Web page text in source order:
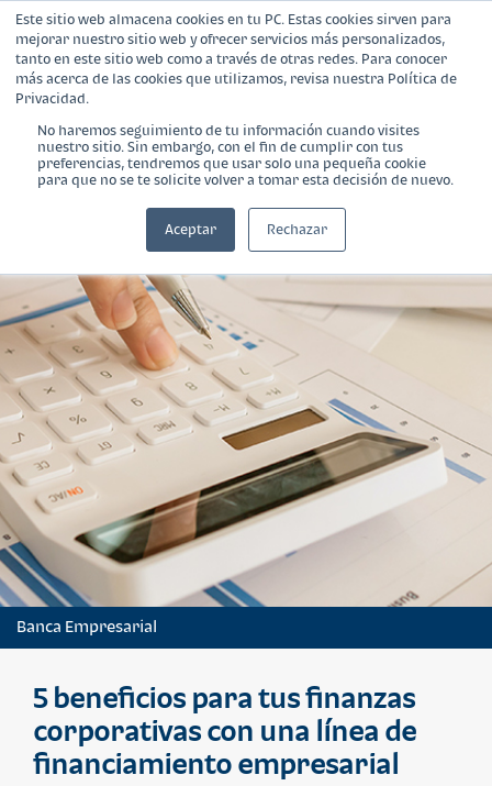
Este sitio web almacena cookies en tu PC. Estas cookies sirven para
mejorar nuestro sitio web y ofrecer servicios más personalizados,
tanto en este sitio web como a través de otras redes. Para conocer
más acerca de las cookies que utilizamos, revisa nuestra Política de
Privacidad.
No haremos seguimiento de tu información cuando visites
nuestro sitio. Sin embargo, con el fin de cumplir con tus
preferencias, tendremos que usar solo una pequeña cookie
para que no se te solicite volver a tomar esta decisión de nuevo.
Aceptar Rechazar
¿Qué es Banca Empresarial?
Calculadora
Contáctanos
Banca Empresarial
5 beneficios para tus finanzas
corporativas con una línea de
financiamiento empresarial